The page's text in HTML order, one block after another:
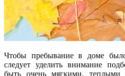
Чтобы пребывание в доме
следует уделить внимание
быть очень мягкими,